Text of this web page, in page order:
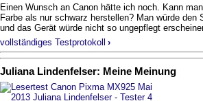
Einen Wunsch an Canon hätte ich noch. Kann
Farbe als nur schwarz herstellen? Man würde den
und das Gerät würde nicht so ungepflegt
vollständiges Testprotokoll ›
Juliana Lindenfelser: Meine Meinung